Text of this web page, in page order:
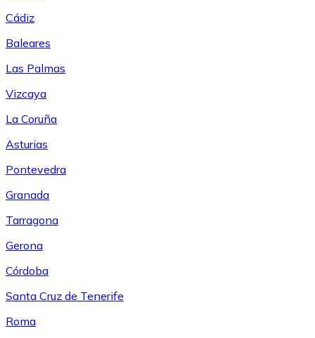
Cádiz
Baleares
Las Palmas
Vizcaya
La Coruña
Asturias
Pontevedra
Granada
Tarragona
Gerona
Córdoba
Santa Cruz de Tenerife
Roma